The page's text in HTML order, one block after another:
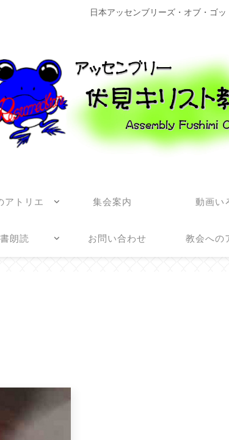
日本アッセンブリーズ・オブ・ゴッ
アトリエ 集会案内 動画い
朗読 お問い合わせ 教会への